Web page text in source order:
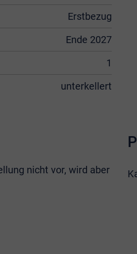
Erstbezug
Ende 2027
1
unterkellert
nicht vor, wird aber